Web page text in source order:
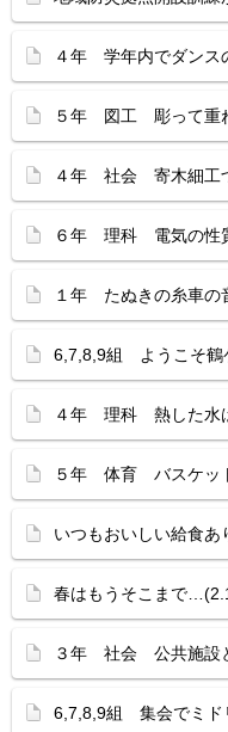
４年 学年内でダンス
５年 図工 彫って重
４年 社会 寄木細工
６年 理科 電気の性
１年 たぬきの糸車の
6,7,8,9組 ようこそ鶴
４年 理科 熱した水
５年 体育 バスケッ
いつもおいしい給食
春はもうそこまで
３年 社会 公共施設
6,7,8,9組 集会でミド